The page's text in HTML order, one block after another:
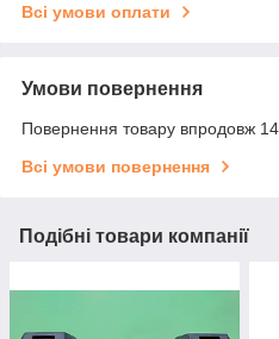
Всі умови оплати
Умови повернення
Повернення товару впродовж
Всі умови повернення
Подібні товари компанії